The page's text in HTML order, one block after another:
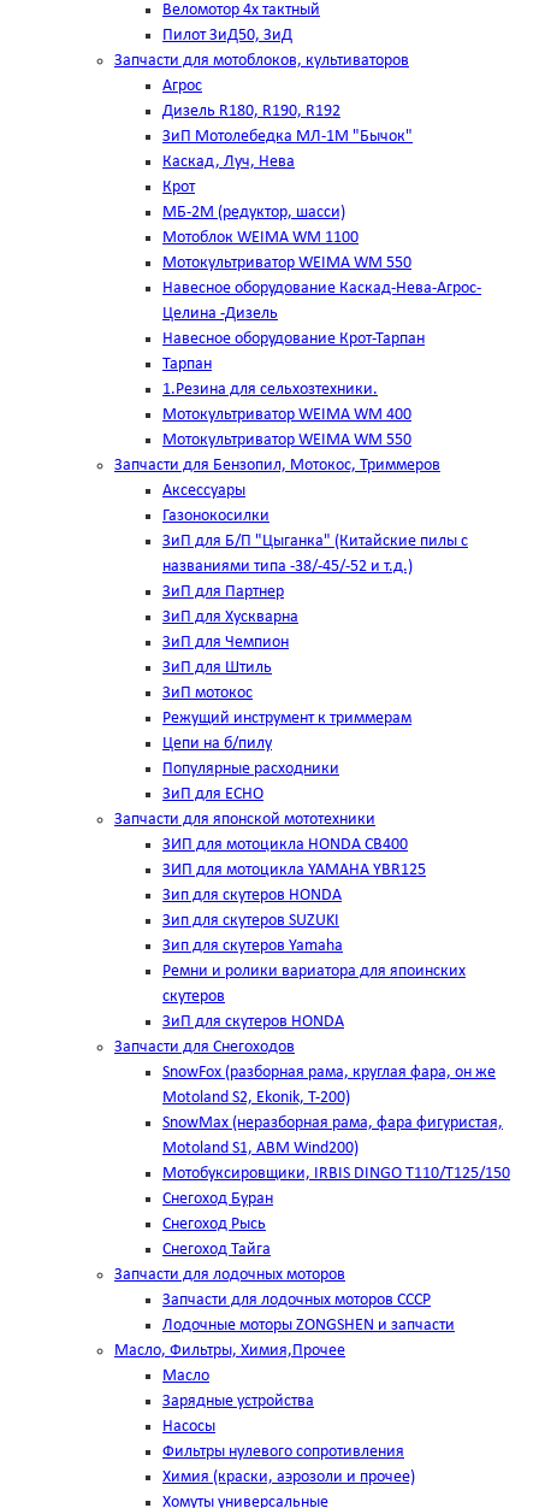
Веломотор 4х тактный
Пилот ЗиД50, ЗиД
Запчасти для мотоблоков, культиваторов
Агрос
Дизель R180, R190, R192
ЗиП Мотолебедка МЛ-1М "Бычок"
Каскад, Луч, Нева
Крот
МБ-2М (редуктор, шасси)
Мотоблок WEIMA WM 1100
Мотокультриватор WEIMA WM 550
Навесное оборудование Каскад-Нева-Агрос-
Целина -Дизель
Навесное оборудование Крот-Тарпан
Тарпан
1.Резина для сельхозтехники.
Мотокультриватор WEIMA WM 400
Мотокультриватор WEIMA WM 550
Запчасти для Бензопил, Мотокос, Триммеров
Аксессуары
Газонокосилки
ЗиП для Б/П "Цыганка" (Китайские пилы с
названиями типа -38/-45/-52 и т.д.)
ЗиП для Партнер
ЗиП для Хускварна
ЗиП для Чемпион
ЗиП для Штиль
ЗиП мотокос
Режущий инструмент к триммерам
Цепи на б/пилу
Популярные расходники
ЗиП для ЕСНО
Запчасти для японской мототехники
ЗИП для мотоцикла HONDA CB400
ЗИП для мотоцикла YAMAHA YBR125
Зип для скутеров HONDA
Зип для скутеров SUZUKI
Зип для скутеров Yamaha
Ремни и ролики вариатора для япоинских
скутеров
ЗиП для скутеров HONDA
Запчасти для Снегоходов
SnowFox (разборная рама, круглая фара, он же
Motoland S2, Ekonik, T-200)
SnowMax (неразборная рама, фара фигуристая,
Motoland S1, ABM Wind200)
Мотобуксировщики, IRBIS DINGO Т110/Т125/150
Снегоход Буран
Снегоход Рысь
Снегоход Тайга
Запчасти для лодочных моторов
Запчасти для лодочных моторов СССР
Лодочные моторы ZONGSHEN и запчасти
Масло, Фильтры, Химия,Прочее
Масло
Зарядные устройства
Насосы
Фильтры нулевого сопротивления
Химия (краски, аэрозоли и прочее)
Хомуты универсальные